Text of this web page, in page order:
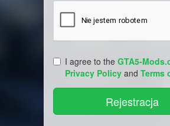
I agree to the GTA5-
Privacy Policy and Terms